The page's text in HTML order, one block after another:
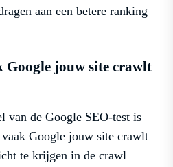
aan een betere ranking
Google jouw site crawlt
van de Google SEO-test is
Google jouw site crawlt
te krijgen in de crawl